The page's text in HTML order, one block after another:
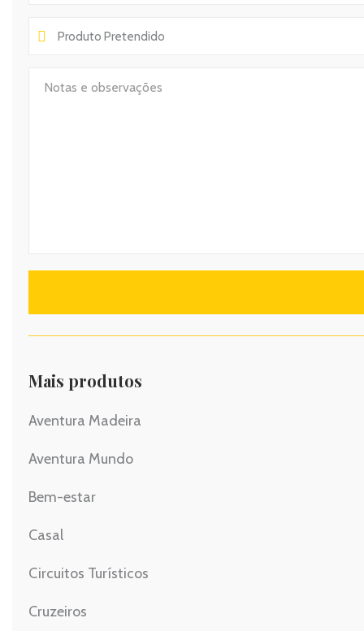
Mais produtos
Aventura Madeira
Aventura Mundo
Bem-estar
Casal
Circuitos Turísticos
Cruzeiros